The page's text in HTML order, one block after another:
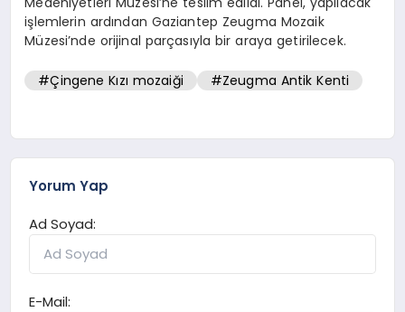
işlemlerin ardından Gaziantep Zeugma Mozaik
Müzesi’nde orijinal parçasıyla bir araya getirilecek.
#Çingene Kızı mozaiği #Zeugma Antik Kenti
Yorum Yap
Ad Soyad:
E-Mail: